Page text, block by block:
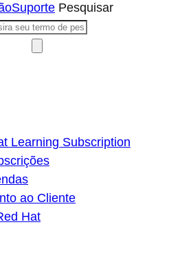
Suporte Pesquisar
Learning Subscription
ao Cliente
Hat